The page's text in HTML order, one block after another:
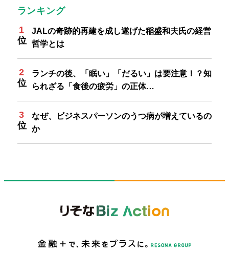
ランキング
JALの奇跡的再建を成し遂げた稲盛和夫氏の経営
哲学とは
ランチの後、「眠い」「だるい」は要注意！？知
られざる「食後の疲労」の正体…
なぜ、ビジネスパーソンのうつ病が増えているの
か